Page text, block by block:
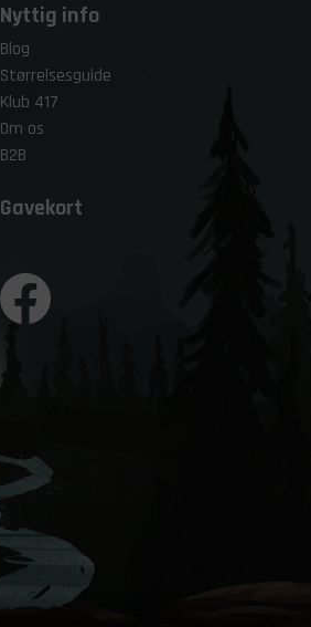
Nyttig info
Blog
Størrelsesguide
Klub 417
Om os
B2B
Gavekort